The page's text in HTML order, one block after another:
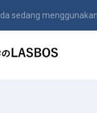
sedang